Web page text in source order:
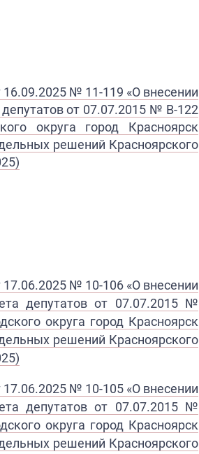
№ 11-119 «О внесении
от 07.07.2015 № В-122
округа город Красноярск
решений Красноярского
17.06.2025 № 10-106 «О внесении
депутатовот 07.07.2015 №
округа город Красноярск
решений Красноярского
17.06.2025 № 10-105 «О внесении
депутатовот 07.07.2015 №
округа город Красноярск
решений Красноярского